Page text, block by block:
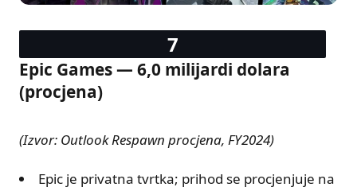
Epic Games — 6,0 milijardi dolara
(procjena)
(Izvor: Outlook Respawn procjena, FY2024)
Epic je privatna tvrtka; prihod se procjenjuje na